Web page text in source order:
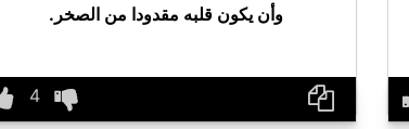
وأن يكون قلبه مقدودا من الصخر.